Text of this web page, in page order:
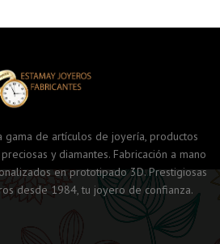
gama de artículos de joyería, productos
y diamantes. Fabricación a mano
en prototipado 3D. Prestigiosas
desde 1984, tu joyero de confianza.